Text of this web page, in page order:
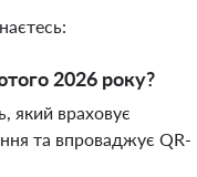
2026 року?
який враховує
та впроваджує QR-